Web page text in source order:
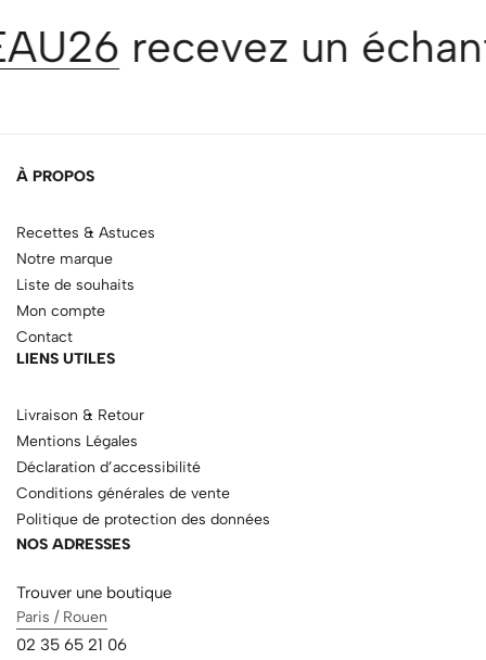
recevez un
À PROPOS
Recettes & Astuces
Notre marque
Liste de souhaits
Mon compte
Contact
LIENS UTILES
Livraison & Retour
Mentions Légales
Déclaration d’accessibilité
Conditions générales de vente
Politique de protection des données
NOS ADRESSES
Trouver une boutique
Paris / Rouen
02 35 65 21 06